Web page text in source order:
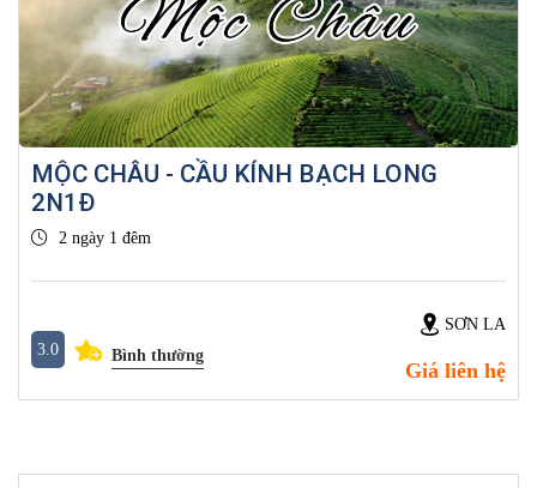
MỘC CHÂU - CẦU KÍNH BẠCH LONG
2N1Đ
2 ngày 1 đêm
3.0 Bình thường
SƠN LA
Giá liên hệ